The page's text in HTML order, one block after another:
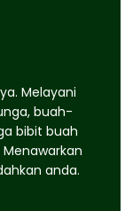
Melayani
buah-
bibit buah
anda.